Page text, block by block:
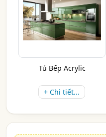
Tủ Bếp Acrylic
+ Chi tiết...